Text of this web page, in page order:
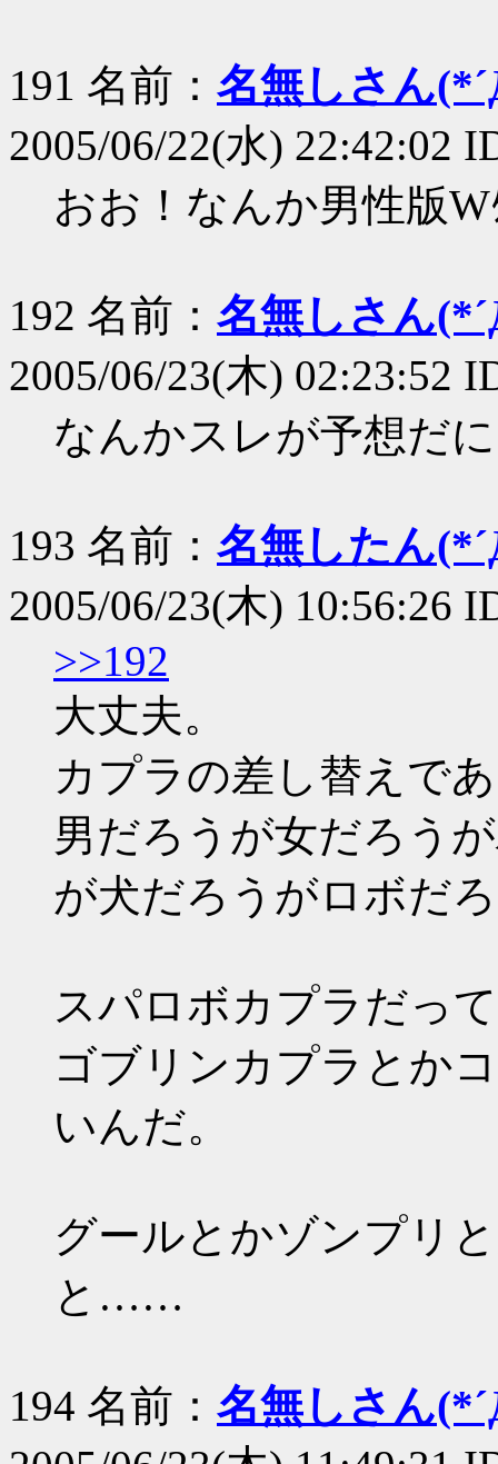
191 名前： 名無しさん
2005/06/22(水) 22:42:02
おお！なんか男性版
192 名前： 名無しさん
2005/06/23(木) 02:23:52
なんかスレが予想だ
193 名前： 名無したん
2005/06/23(木) 10:56:26
>>192
大丈夫。
カプラの差し替えで
男だろうが女だろう
が犬だろうがロボだ
スパロボカプラだっ
ゴブリンカプラとか
いんだ。
グールとかゾンプリ
と……
194 名前： 名無しさん